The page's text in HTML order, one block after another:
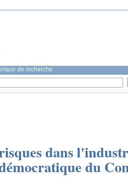
de recherche
dans
du